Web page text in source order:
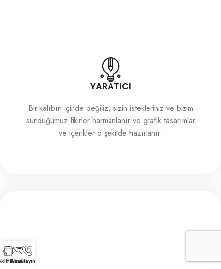
YARATICI
Bir kalıbın içinde değiliz, sizin istekleriniz ve bizim
sunduğumuz fikirler harmanlanır ve grafik tasarımlar
ve içerikler o şekilde hazırlanır.
Alın
E-mailArayın